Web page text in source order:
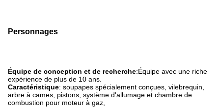
Personnages
Équipe de conception et de recherche:Équipe avec une riche
expérience de plus de 10 ans.
Caractéristique: soupapes spécialement conçues, vilebrequin,
arbre à cames, pistons, système d'allumage et chambre de
combustion pour moteur à gaz,